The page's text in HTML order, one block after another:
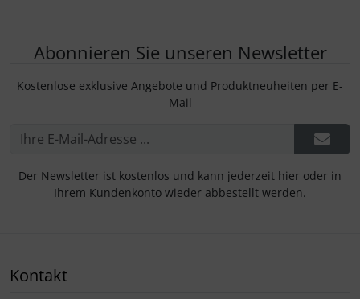
Abonnieren Sie unseren Newsletter
Kostenlose exklusive Angebote und Produktneuheiten per E-
Mail
Der Newsletter ist kostenlos und kann jederzeit hier oder in
Ihrem Kundenkonto wieder abbestellt werden.
Kontakt